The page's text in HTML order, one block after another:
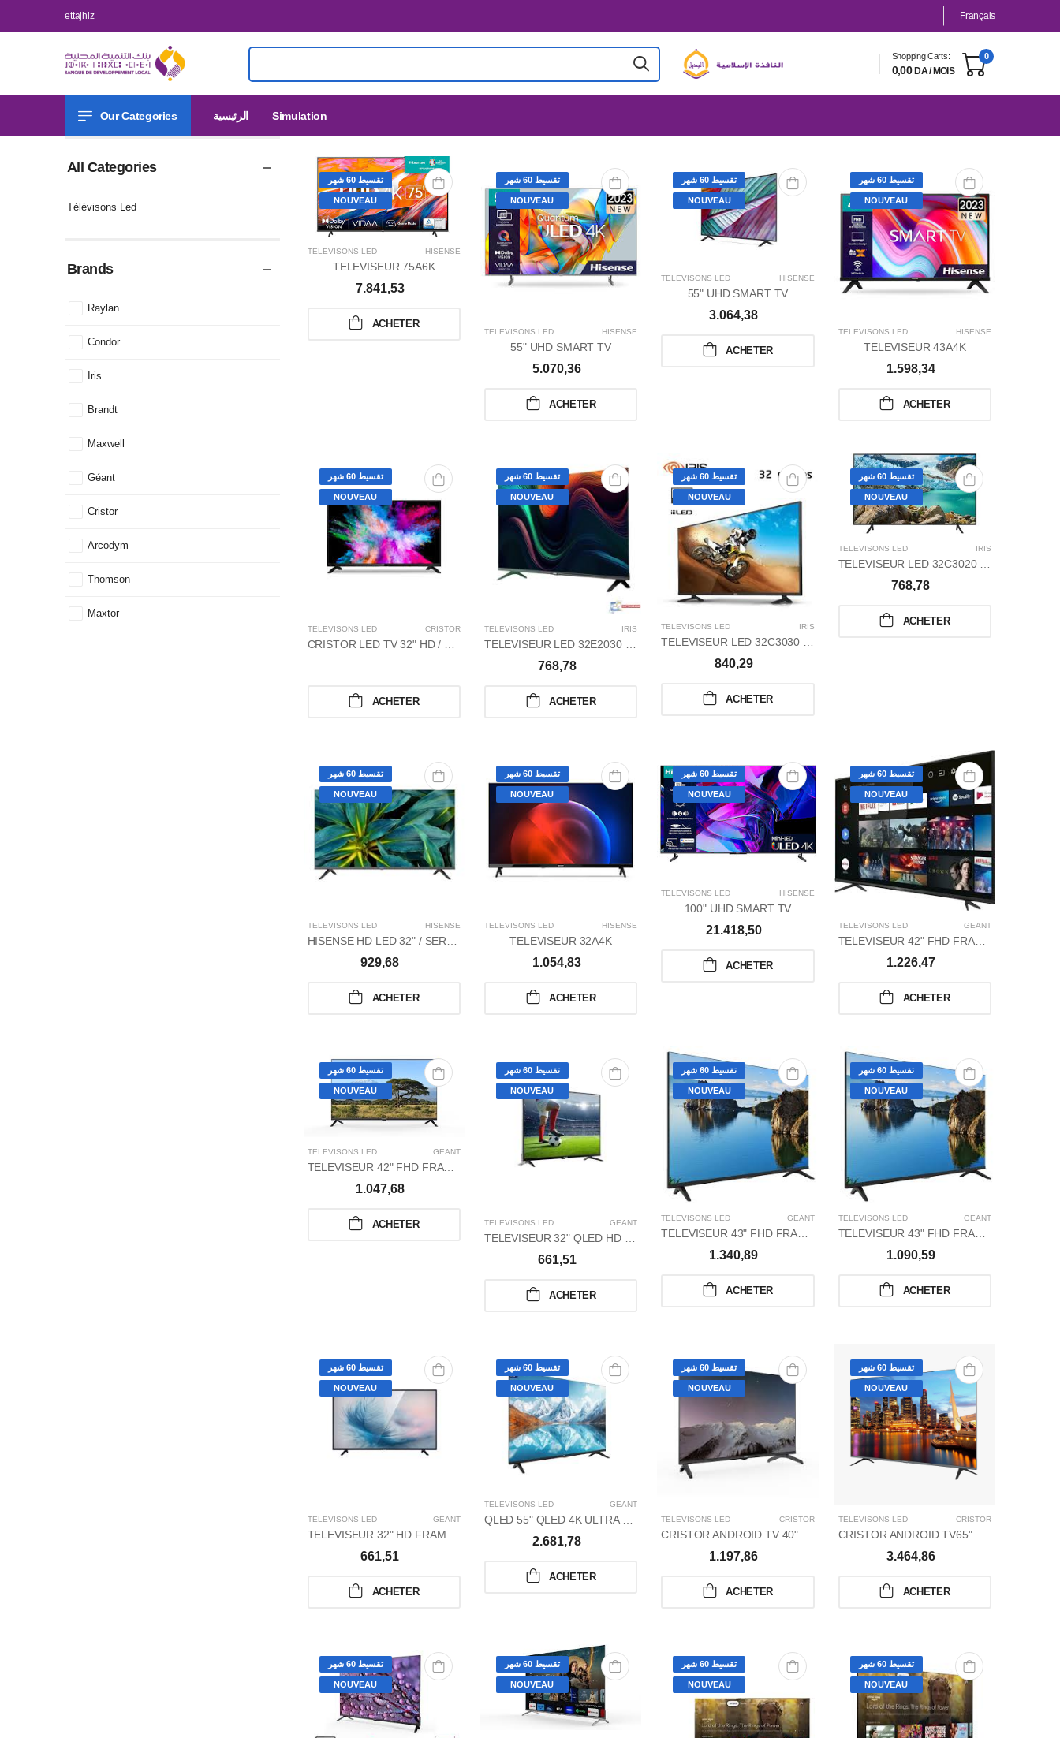
ettajhiz Français
Shopping Carts:
0,00DA / MOIS
0
Our Categories الرئيسية Simulation
All Categories
Télévisons Led
Brands
Raylan
Condor
Iris
Brandt
Maxwell
Géant
Cristor
Arcodym
Thomson
Maxtor
تقسيط 60 شهر
NOUVEAU
TÉLÉVISONS LED HISENSE
TELEVISEUR 75A6K
7.841,53
ACHETER
تقسيط 60 شهر
NOUVEAU
TÉLÉVISONS LED HISENSE
55" UHD SMART TV
5.070,36
ACHETER
تقسيط 60 شهر
NOUVEAU
TÉLÉVISONS LED HISENSE
55" UHD SMART TV
3.064,38
ACHETER
تقسيط 60 شهر
NOUVEAU
TÉLÉVISONS LED HISENSE
TELEVISEUR 43A4K
1.598,34
ACHETER
تقسيط 60 شهر
NOUVEAU
TÉLÉVISONS LED CRISTOR
ACHETER
تقسيط 60 شهر
NOUVEAU
TÉLÉVISONS LED IRIS
768,78
ACHETER
تقسيط 60 شهر
NOUVEAU
TÉLÉVISONS LED IRIS
840,29
ACHETER
تقسيط 60 شهر
NOUVEAU
TÉLÉVISONS LED IRIS
768,78
ACHETER
تقسيط 60 شهر
NOUVEAU
TÉLÉVISONS LED HISENSE
929,68
ACHETER
تقسيط 60 شهر
NOUVEAU
TÉLÉVISONS LED HISENSE
TELEVISEUR 32A4K
1.054,83
ACHETER
تقسيط 60 شهر
NOUVEAU
TÉLÉVISONS LED HISENSE
100" UHD SMART TV
21.418,50
ACHETER
تقسيط 60 شهر
NOUVEAU
TÉLÉVISONS LED GÉANT
TELEVISEUR 42" FHD FRAMLESS SMART
1.226,47
ACHETER
تقسيط 60 شهر
NOUVEAU
TÉLÉVISONS LED GÉANT
TELEVISEUR 42" FHD FRAMLESS
1.047,68
ACHETER
تقسيط 60 شهر
NOUVEAU
TÉLÉVISONS LED GÉANT
661,51
ACHETER
تقسيط 60 شهر
NOUVEAU
TÉLÉVISONS LED GÉANT
1.340,89
ACHETER
تقسيط 60 شهر
NOUVEAU
TÉLÉVISONS LED GÉANT
TELEVISEUR 43" FHD FRAMLESS
1.090,59
ACHETER
تقسيط 60 شهر
NOUVEAU
TÉLÉVISONS LED GÉANT
661,51
ACHETER
تقسيط 60 شهر
NOUVEAU
TÉLÉVISONS LED GÉANT
2.681,78
ACHETER
تقسيط 60 شهر
NOUVEAU
TÉLÉVISONS LED CRISTOR
1.197,86
ACHETER
تقسيط 60 شهر
NOUVEAU
TÉLÉVISONS LED CRISTOR
3.464,86
ACHETER
تقسيط 60 شهر
NOUVEAU
تقسيط 60 شهر
NOUVEAU
تقسيط 60 شهر
NOUVEAU
تقسيط 60 شهر
NOUVEAU